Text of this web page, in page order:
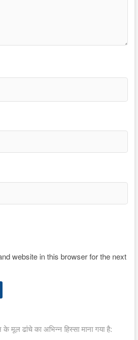
website in this browser for the next
के मूल ढांचे का अभिन्न हिस्सा माना गया है: